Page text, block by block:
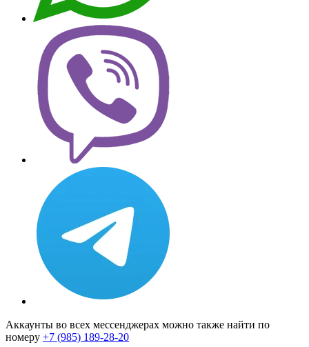
Аккаунты во всех мессенджерах можно также найти по
номеру +7 (985) 189-28-20